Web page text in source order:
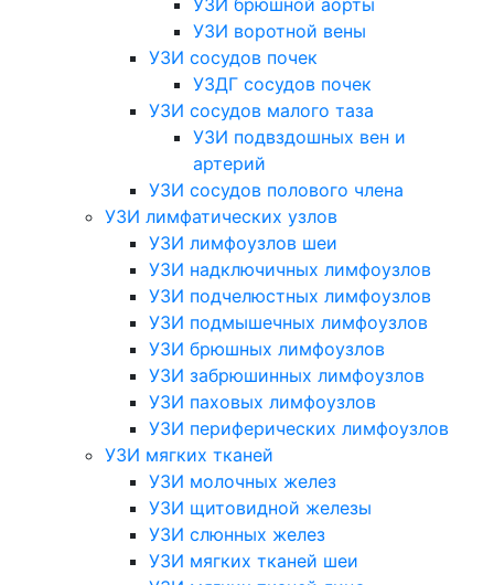
УЗИ брюшной аорты
УЗИ воротной вены
УЗИ сосудов почек
УЗДГ сосудов почек
УЗИ сосудов малого таза
УЗИ подвздошных вен и
артерий
УЗИ сосудов полового члена
УЗИ лимфатических узлов
УЗИ лимфоузлов шеи
УЗИ надключичных лимфоузлов
УЗИ подчелюстных лимфоузлов
УЗИ подмышечных лимфоузлов
УЗИ брюшных лимфоузлов
УЗИ забрюшинных лимфоузлов
УЗИ паховых лимфоузлов
УЗИ периферических лимфоузлов
УЗИ мягких тканей
УЗИ молочных желез
УЗИ щитовидной железы
УЗИ слюнных желез
УЗИ мягких тканей шеи